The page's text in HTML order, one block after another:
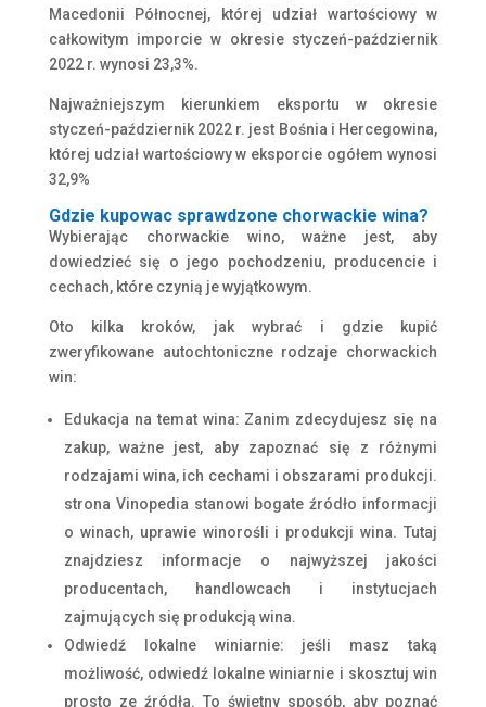
Macedonii Północnej, której udział wartościowy w
całkowitym imporcie w okresie styczeń-październik
2022 r. wynosi 23,3%.
Najważniejszym kierunkiem eksportu w okresie
styczeń-październik 2022 r. jest Bośnia i Hercegowina,
której udział wartościowy w eksporcie ogółem wynosi
32,9%
Gdzie kupowac sprawdzone chorwackie wina?
Wybierając chorwackie wino, ważne jest, aby
dowiedzieć się o jego pochodzeniu, producencie i
cechach, które czynią je wyjątkowym.
Oto kilka kroków, jak wybrać i gdzie kupić
zweryfikowane autochtoniczne rodzaje chorwackich
win:
Edukacja na temat wina: Zanim zdecydujesz się na
zakup, ważne jest, aby zapoznać się z różnymi
rodzajami wina, ich cechami i obszarami produkcji.
strona Vinopedia stanowi bogate źródło informacji
o winach, uprawie winorośli i produkcji wina. Tutaj
znajdziesz informacje o najwyższej jakości
producentach, handlowcach i instytucjach
zajmujących się produkcją wina.
Odwiedź lokalne winiarnie: jeśli masz taką
możliwość, odwiedź lokalne winiarnie i skosztuj win
prosto ze źródła. To świetny sposób, aby poznać